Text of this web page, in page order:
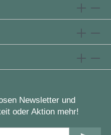
Newsletter und
oder Aktion mehr!